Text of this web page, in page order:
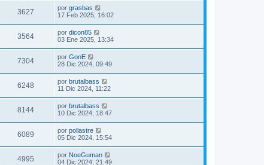
3627 por grasbas
17 Feb 2025, 16:02
3564 por dicon85
03 Ene 2025, 13:34
7304 por GonE
28 Dic 2024, 09:49
6248 por brutalbass
11 Dic 2024, 11:22
8144 por brutalbass
10 Dic 2024, 18:47
6089 por pollastre
05 Dic 2024, 15:54
4995 por NoeGuman
04 Dic 2024, 21:49